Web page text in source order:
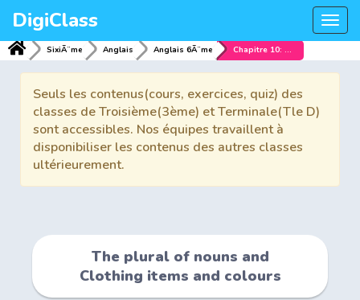
DigiClass
SixiÃ¨me Anglais Anglais 6Ã¨me Chapitre 10: The plural of nouns and Clothing items and colours
Seuls les contenus(cours, exercices, quiz) des
classes de Troisième(3ème) et Terminale(Tle D)
sont accessibles. Nos équipes travaillent à
disponibiliser les contenus des autres classes
ultérieurement.
The plural of nouns and
Clothing items and colours